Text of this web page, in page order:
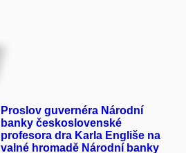
Proslov guvernéra Národní
banky československé
profesora dra Karla Engliše na
valné hromadě Národní banky